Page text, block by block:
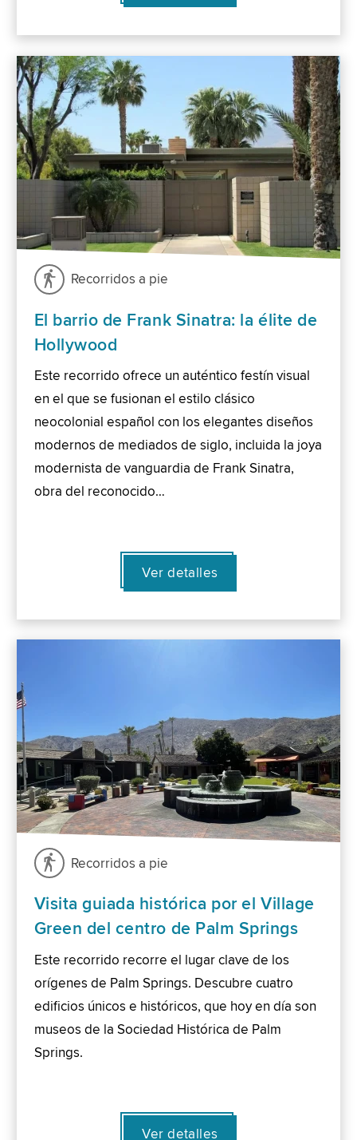
Recorridos a pie
El barrio de Frank Sinatra: la élite de
Hollywood
Este recorrido ofrece un auténtico festín visual
en el que se fusionan el estilo clásico
neocolonial español con los elegantes diseños
modernos de mediados de siglo, incluida la joya
modernista de vanguardia de Frank Sinatra,
obra del reconocido…
Ver detalles
Recorridos a pie
Visita guiada histórica por el Village
Green del centro de Palm Springs
Este recorrido recorre el lugar clave de los
orígenes de Palm Springs. Descubre cuatro
edificios únicos e históricos, que hoy en día son
museos de la Sociedad Histórica de Palm
Springs.
Ver detalles